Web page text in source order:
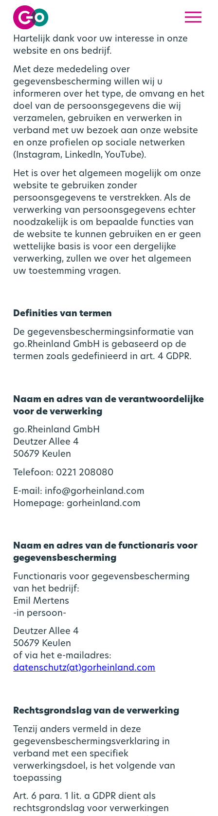
menu
Hartelijk dank voor uw interesse in onze
website en ons bedrijf.
Met deze mededeling over
gegevensbescherming willen wij u
informeren over het type, de omvang en het
doel van de persoonsgegevens die wij
verzamelen, gebruiken en verwerken in
verband met uw bezoek aan onze website
en onze profielen op sociale netwerken
(Instagram, LinkedIn, YouTube).
Het is over het algemeen mogelijk om onze
website te gebruiken zonder
persoonsgegevens te verstrekken. Als de
verwerking van persoonsgegevens echter
noodzakelijk is om bepaalde functies van
de website te kunnen gebruiken en er geen
wettelijke basis is voor een dergelijke
verwerking, zullen we over het algemeen
uw toestemming vragen.
Definities van termen
De gegevensbeschermingsinformatie van
go.Rheinland GmbH is gebaseerd op de
termen zoals gedefinieerd in art. 4 GDPR.
Naam en adres van de verantwoordelijke
voor de verwerking
go.Rheinland GmbH
Deutzer Allee 4
50679 Keulen
Telefoon: 0221 208080
E-mail: info@gorheinland.com
Homepage: gorheinland.com
Naam en adres van de functionaris voor
gegevensbescherming
Functionaris voor gegevensbescherming
van het bedrijf:
Emil Mertens
-in persoon-
Deutzer Allee 4
50679 Keulen
of via het e-mailadres:
datenschutz(at)gorheinland.com
Rechtsgrondslag van de verwerking
Tenzij anders vermeld in deze
gegevensbeschermingsverklaring in
verband met een specifiek
verwerkingsdoel, is het volgende van
toepassing
Art. 6 para. 1 lit. a GDPR dient als
rechtsgrondslag voor verwerkingen